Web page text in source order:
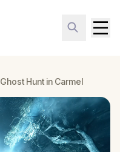
Ghost Hunt in Carmel